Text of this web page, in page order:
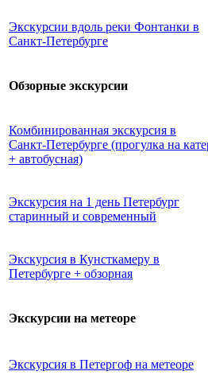
Экскурсии вдоль реки Фонтанки в
Санкт‑Петербурге
Обзорные экскурсии
Комбинированная экскурсия в
Санкт‑Петербурге (прогулка на
+ автобусная)
Экскурсия на 1 день Петербург
старинный и современный
Экскурсия в Кунсткамеру в
Петербурге + обзорная
Экскурсии на метеоре
Экскурсия в Петергоф на метеоре